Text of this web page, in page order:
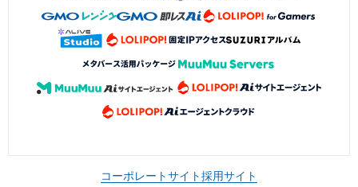
コーポレートサイト採用サイト